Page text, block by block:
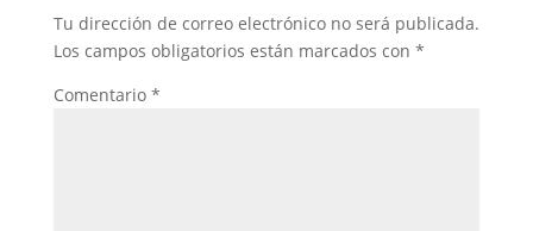
Tu dirección de correo electrónico no será publicada.
Los campos obligatorios están marcados con *
Comentario *